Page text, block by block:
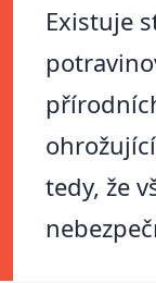
Existuje
tedy, že